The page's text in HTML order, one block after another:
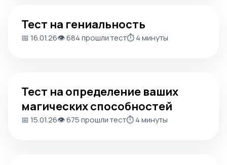
Тест на гениальность
📅 16.01.26👁️ 684 прошли тест⏱️ 4 минуты
Тест на определение ваших
магических способностей
📅 15.01.26👁️ 675 прошли тест⏱️ 4 минуты